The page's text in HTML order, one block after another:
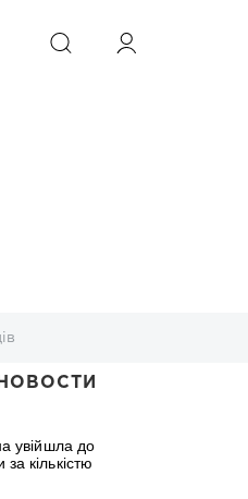
ИСКАТЬ
увійшла до
за кількістю